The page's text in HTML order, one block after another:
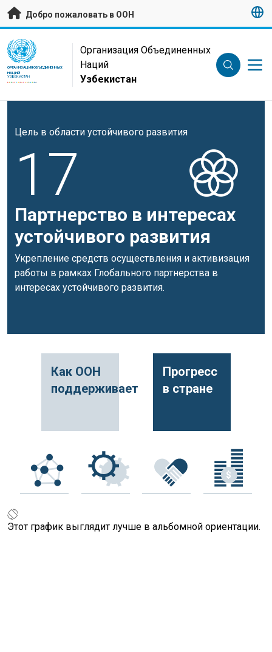
Перейти к основному содержанию
Добро пожаловать в ООН
UN Logo
ОРГАНИЗАЦИЯ ОБЪЕДИНЕННЫХ
НАЦИЙ
УЗБЕКИСТАН
Организация Объединенных
Наций
Узбекистан
Цель в области устойчивого развития
17
Партнерство в интересах
устойчивого развития
Укрепление средств осуществления и активизация
работы в рамках Глобального партнерства в
интересах устойчивого развития.
Как ООН
поддерживает
Прогресс
в стране
Этот график выглядит лучше в альбомной ориентации.